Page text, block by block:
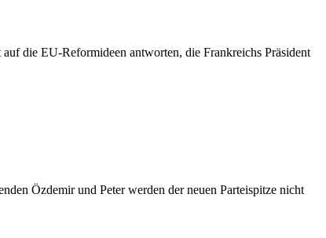
die EU-Reformideen antworten, die Frankreichs Präsident
Özdemir und Peter werden der neuen Parteispitze nicht